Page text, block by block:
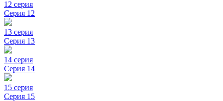
12 серия
Серия 12
13 серия
Серия 13
14 серия
Серия 14
15 серия
Серия 15